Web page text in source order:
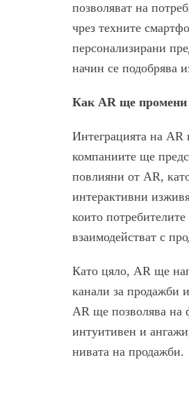
позволяват на
чрез техните
персонализирани
начин се подобрява
Как AR ще промени
Интеграцията на AR
компаниите ще
повлияни от AR,
интерактивни
които
взаимодействат с
Като цяло, AR ще
канали за продажби
AR ще позволява на
интуитивен и
нивата на продажби.